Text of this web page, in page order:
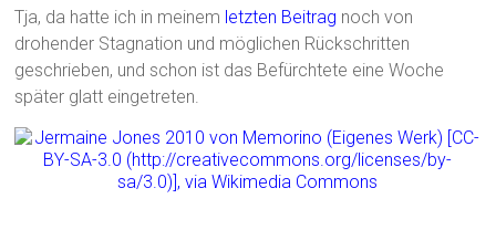
Tja, da hatte ich in meinem letzten Beitrag noch von
drohender Stagnation und möglichen Rückschritten
geschrieben, und schon ist das Befürchtete eine Woche
später glatt eingetreten.